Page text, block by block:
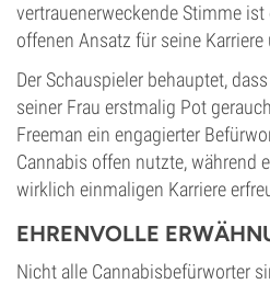
vertrauenerweckende Stimme
offenen Ansatz für seine
Der Schauspieler behauptet,
seiner Frau erstmalig Pot
Freeman ein engagierter
Cannabis offen nutzte, während
wirklich einmaligen Karriere
EHRENVOLLE
Nicht alle Cannabisbefürworter